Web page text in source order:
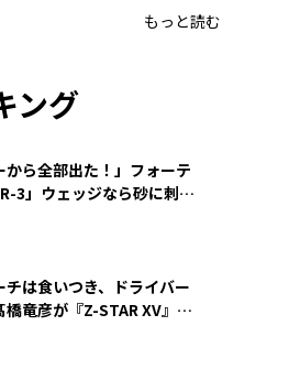
もっと読む
ング
から全部出た！」フォーテ
3」ウェッジなら砂に刺さ
チは食いつき、ドライバー
橋竜彦が『Z-STAR XV』を